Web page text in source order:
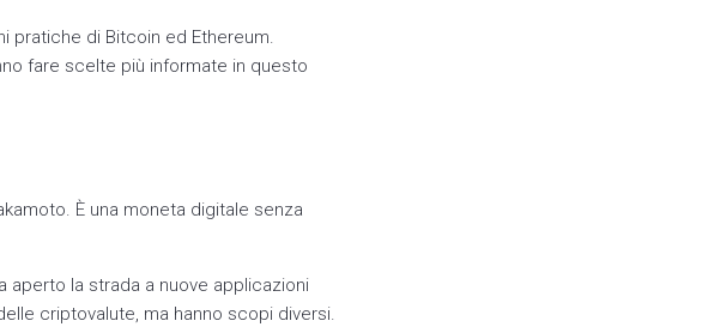
pratiche di Bitcoin ed Ethereum.
fare scelte più informate in questo
È una moneta digitale senza
aperto la strada a nuove applicazioni
criptovalute, ma hanno scopi diversi.